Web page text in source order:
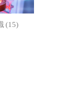
(15)